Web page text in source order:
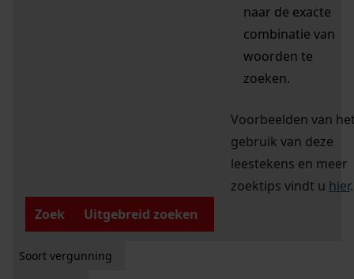
naar de exacte
combinatie van
woorden te
zoeken.
Voorbeelden van
gebruik van deze
leestekens en meer
zoektips vindt u hier.
Zoek
Uitgebreid zoeken
Soort vergunning